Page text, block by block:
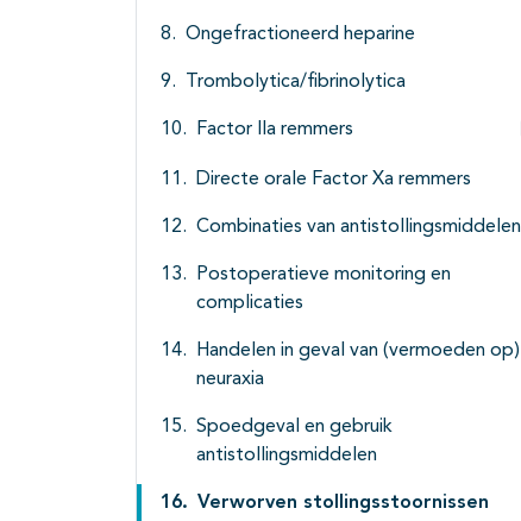
Ongefractioneerd heparine
Trombolytica/fibrinolytica
Factor IIa remmers
Directe orale Factor Xa remmers
Combinaties van antistollingsmiddelen
Postoperatieve monitoring en
complicaties
Handelen in geval van (vermoeden op)
neuraxia
Spoedgeval en gebruik
antistollingsmiddelen
Verworven stollingsstoornissen